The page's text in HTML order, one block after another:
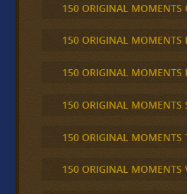
150 ORIGINAL MOMENTS
150 ORIGINAL MOMENTS
150 ORIGINAL MOMENTS
150 ORIGINAL MOMENTS
150 ORIGINAL MOMENTS
150 ORIGINAL MOMENTS